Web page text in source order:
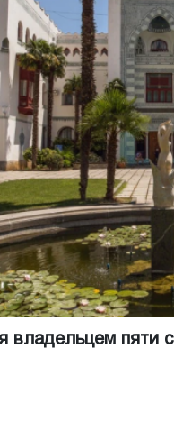
владельцем пяти